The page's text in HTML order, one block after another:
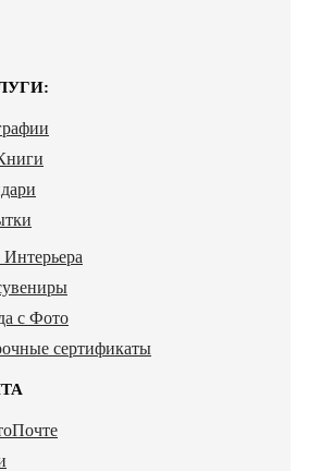
Интерьера
с Фото
сертификаты